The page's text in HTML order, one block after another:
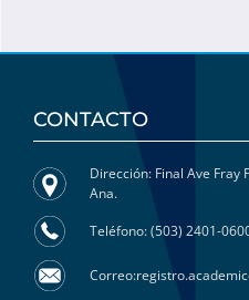
CONTACTO
Dirección: Final Ave Fray
Ana.
Teléfono: (503) 2401-